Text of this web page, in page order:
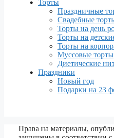
Торты
Праздничные
Свадебные
Торты на день
Торты на
Торты на
Муссовые торты
Диетические
Праздники
Новый год
Подарки на 23
Права на материалы,